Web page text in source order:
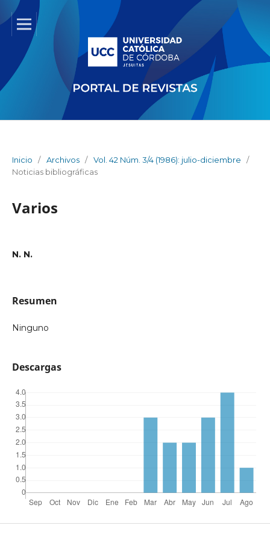
Inicio / Archivos / Vol. 42 Núm. 3/4 (1986): julio-diciembre
/
Noticias bibliográficas
Varios
N. N.
Resumen
Ninguno
Descargas